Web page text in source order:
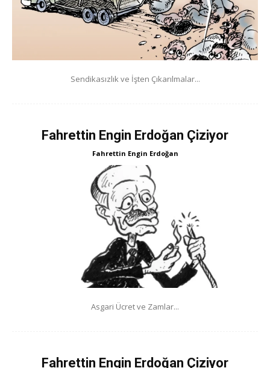
Sendikasızlık ve İşten Çıkarılmalar...
Fahrettin Engin Erdoğan Çiziyor
Fahrettin Engin Erdoğan
Asgari Ücret ve Zamlar...
Fahrettin Engin Erdoğan Çiziyor